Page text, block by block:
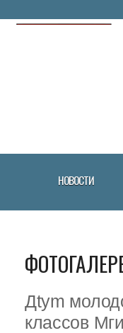
НОВОСТИ
Дtym
классов